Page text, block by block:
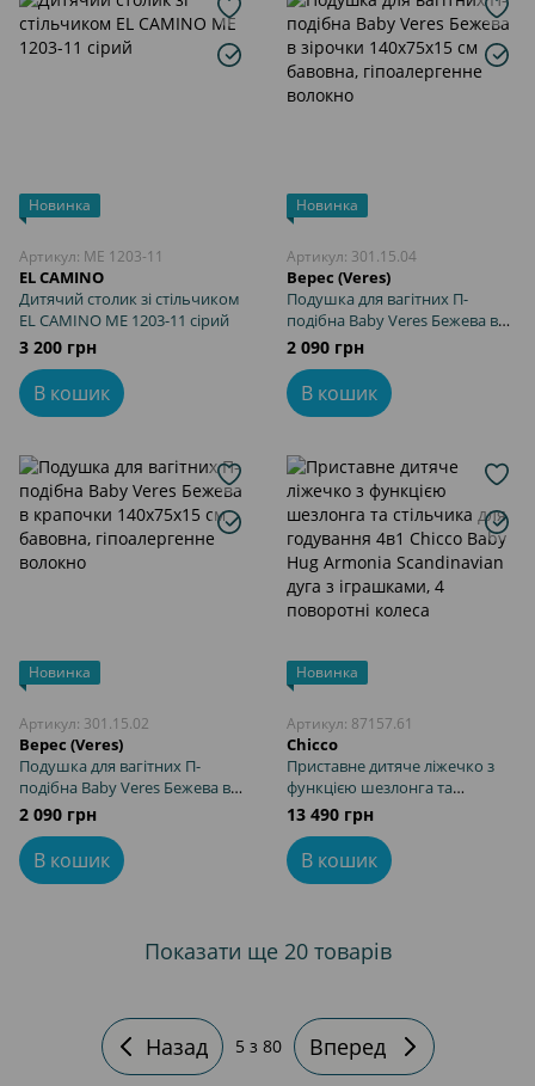
Новинка
Артикул: ME 1203-11
EL CAMINO
Дитячий столик зі стільчиком
EL CAMINO ME 1203-11 сірий
3 200 грн
В кошик
Новинка
Артикул: 301.15.04
Верес (Veres)
Подушка для вагітних П-
подібна Baby Veres Бежева в
зірочки 140х75х15 см бавовна,
гіпоалергенне волокно
2 090 грн
В кошик
Новинка
Артикул: 301.15.02
Верес (Veres)
Подушка для вагітних П-
подібна Baby Veres Бежева в
крапочки 140х75х15 см
бавовна, гіпоалергенне
волокно
2 090 грн
В кошик
Новинка
Артикул: 87157.61
Chicco
Приставне дитяче ліжечко з
функцією шезлонга та
стільчика для годування 4в1
Chicco Baby Hug Armonia
Scandinavian дуга з іграшками,
4 поворотні колеса
13 490 грн
В кошик
Показати ще 20 товарів
Назад 5 з 80 Вперед